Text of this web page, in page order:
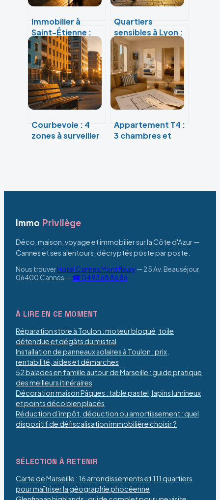
Immobilier à
Saint-Étienne :
quels quartiers
éviter pour
sécuriser votre
investissement ?
Quartiers
sensibles à Lyon :
réalité, zones
sous surveillance
et conseils pour
s’installer
sereinement
Courbevoie : 4
zones à surveiller
Appartement T4 :
3 chambres et
Immo Privilège
Déco, maison, voyage et immobilier sur la Côte d'Azur —
Cannes et ses alentours, décryptés poste par poste.
Nous trouverHotel Cannes Montfleury— 25 Av. Beauséjour,
06400 Cannes — ☎ 04 93 68 86 86
À LIRE EN CE MOMENT
Réparation store à Toulon : moteur bloqué, toile
détendue et dégâts du mistral
Installation de panneaux solaires à Toulon : prix,
rentabilité, aides et démarches
52 balades en famille autour de Marseille : guide pratique
des meilleurs itinéraires
Décoration maison Pâques : table pastel, lapins lumineux
et points déco bien placés
Réduction d’impôt, déduction ou amortissement : quel
dispositif de défiscalisation immobilière choisir ?
SÉLECTION À RETENIR
Carte de Marseille : 16 arrondissements et 111 quartiers
pour maîtriser la géographie phocéenne